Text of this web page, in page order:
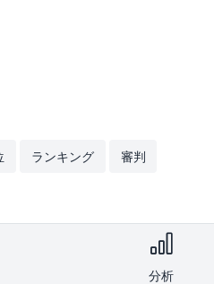
ランキング 審判
分析